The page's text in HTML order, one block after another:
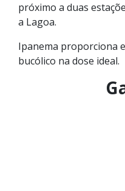
próximo a duas
a Lagoa.
Ipanema proporciona
bucólico na dose ideal.